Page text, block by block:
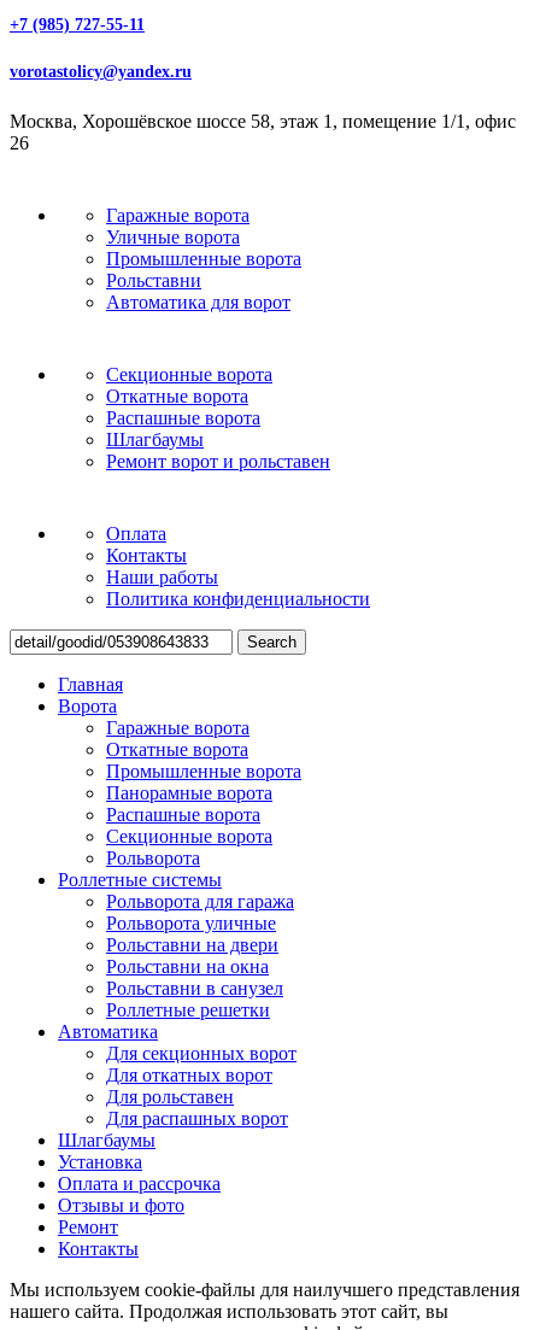
+7 (985) 727-55-11
vorotastolicy@yandex.ru
Москва, Хорошёвское шоссе 58, этаж 1, помещение 1/1, офис
26
Гаражные ворота
Уличные ворота
Промышленные ворота
Рольставни
Автоматика для ворот
Секционные ворота
Откатные ворота
Распашные ворота
Шлагбаумы
Ремонт ворот и рольставен
Оплата
Контакты
Наши работы
Политика конфиденциальности
Search
Главная
Ворота
Гаражные ворота
Откатные ворота
Промышленные ворота
Панорамные ворота
Распашные ворота
Секционные ворота
Рольворота
Роллетные системы
Рольворота для гаража
Рольворота уличные
Рольставни на двери
Рольставни на окна
Рольставни в санузел
Роллетные решетки
Автоматика
Для секционных ворот
Для откатных ворот
Для рольставен
Для распашных ворот
Шлагбаумы
Установка
Оплата и рассрочка
Отзывы и фото
Ремонт
Контакты
Мы используем cookie-файлы для наилучшего представления
нашего сайта. Продолжая использовать этот сайт, вы